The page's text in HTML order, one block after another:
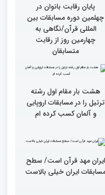
سومین محفل انس با قرآن
ویژه بانوان در آستان مقدس
امامزاده حسن (ع) برگزار
شد
پایان رقابت بانوان در
المللی قرآن/نگاهی به
متسابقان